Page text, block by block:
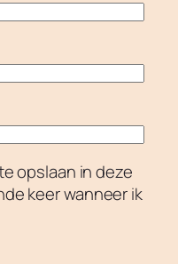
opslaan in deze
keer wanneer ik